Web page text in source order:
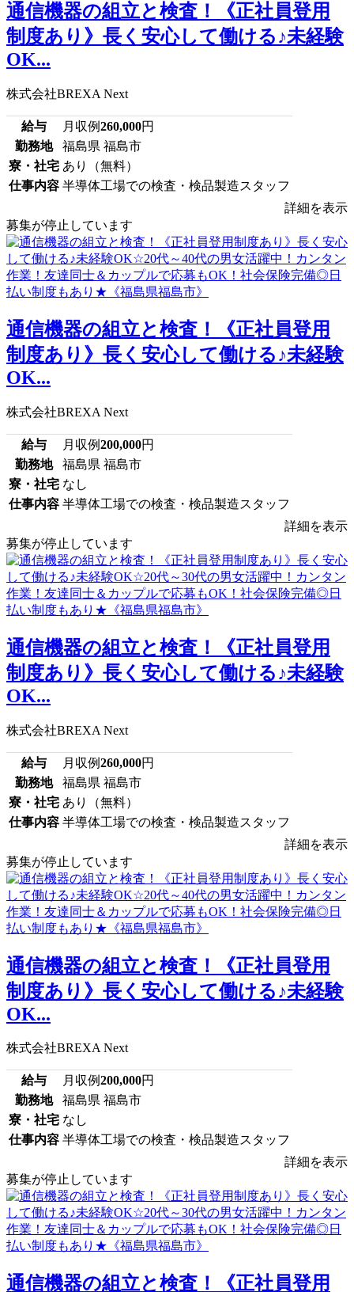
通信機器の組立と検査！《正社員登用
制度あり》長く安心して働ける♪未経験
OK...
株式会社BREXA Next
給与 月収例260,000円
勤務地
福島県 福島市
寮・社宅 あり（無料）
仕事内容 半導体工場での検査・検品製造スタッフ
詳細を表示
募集が停止しています
通信機器の組立と検査！《正社員登用
制度あり》長く安心して働ける♪未経験
OK...
株式会社BREXA Next
給与 月収例200,000円
勤務地
福島県 福島市
寮・社宅 なし
仕事内容 半導体工場での検査・検品製造スタッフ
詳細を表示
募集が停止しています
通信機器の組立と検査！《正社員登用
制度あり》長く安心して働ける♪未経験
OK...
株式会社BREXA Next
給与 月収例260,000円
勤務地
福島県 福島市
寮・社宅 あり（無料）
仕事内容 半導体工場での検査・検品製造スタッフ
詳細を表示
募集が停止しています
通信機器の組立と検査！《正社員登用
制度あり》長く安心して働ける♪未経験
OK...
株式会社BREXA Next
給与 月収例200,000円
勤務地
福島県 福島市
寮・社宅 なし
仕事内容 半導体工場での検査・検品製造スタッフ
詳細を表示
募集が停止しています
通信機器の組立と検査！《正社員登用